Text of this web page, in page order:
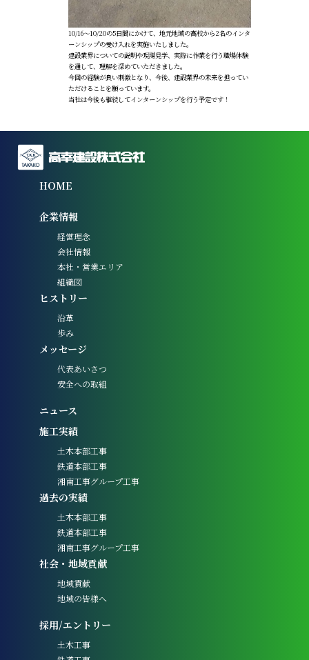
10/16～10/20の5日間にかけて、地元地域の高校から2名のインタ
ーンシップの受け入れを実施いたしました。
建設業界についての説明や現場見学、実際に作業を行う職場体験
を通して、理解を深めていただきました。
今回の経験が良い刺激となり、今後、建設業界の未来を担ってい
ただけることを願っています。
当社は今後も継続してインターンシップを行う予定です！
HOME
企業情報
経営理念
会社情報
本社・営業エリア
組織図
ヒストリー
沿革
歩み
メッセージ
代表あいさつ
安全への取組
ニュース
施工実績
土木本部工事
鉄道本部工事
湘南工事グループ工事
過去の実績
土木本部工事
鉄道本部工事
湘南工事グループ工事
社会・地域貢献
地域貢献
地域の皆様へ
採用/エントリー
土木工事